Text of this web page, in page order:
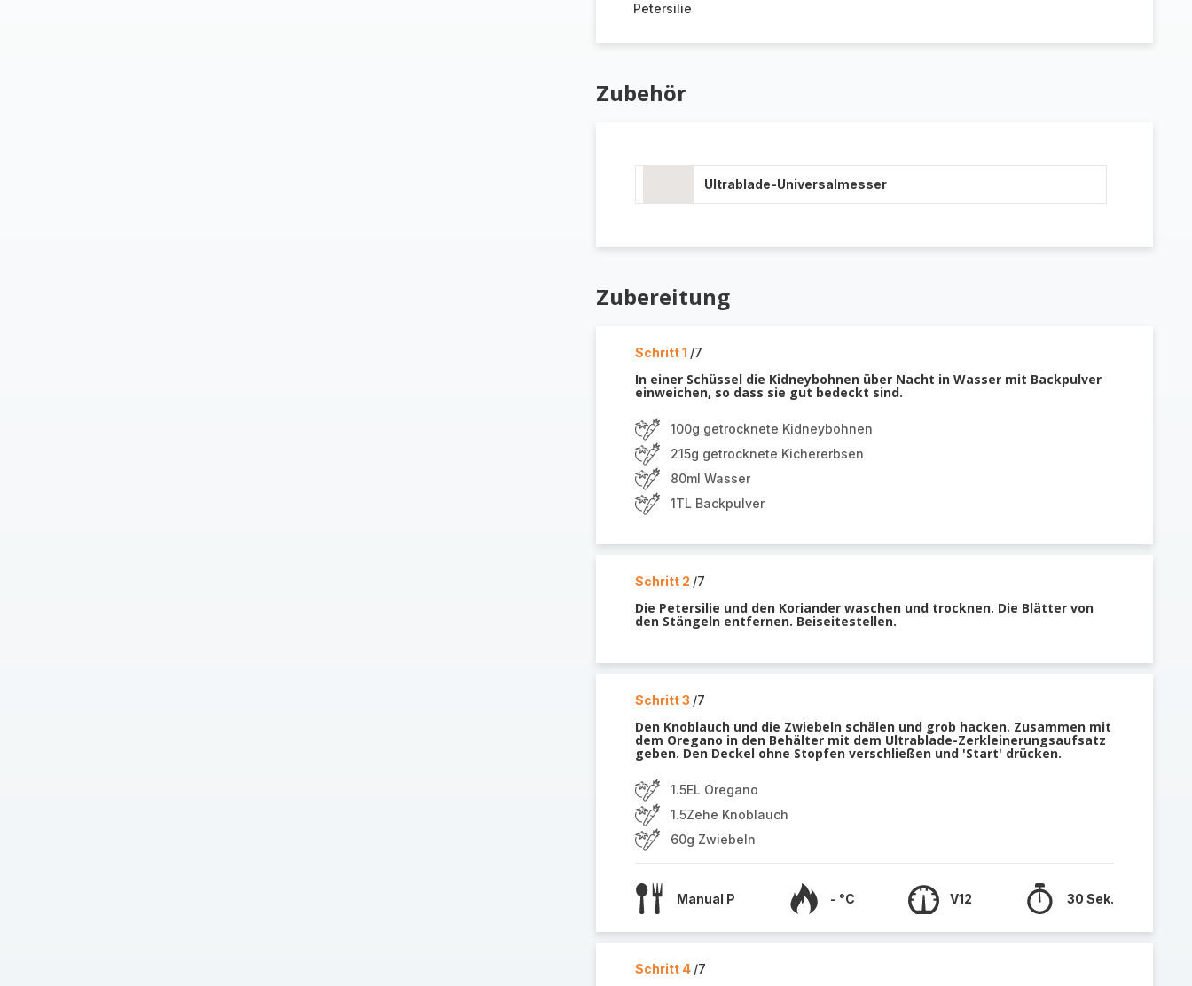
Petersilie
Zubehör
Ultrablade-Universalmesser
Zubereitung
Schritt 1 /7
In einer Schüssel die Kidneybohnen über Nacht in Wasser mit Backpulver
einweichen, so dass sie gut bedeckt sind.
100g getrocknete Kidneybohnen
215g getrocknete Kichererbsen
80ml Wasser
1TL Backpulver
Schritt 2 /7
Die Petersilie und den Koriander waschen und trocknen. Die Blätter von
den Stängeln entfernen. Beiseitestellen.
Schritt 3 /7
Den Knoblauch und die Zwiebeln schälen und grob hacken. Zusammen mit
dem Oregano in den Behälter mit dem Ultrablade-Zerkleinerungsaufsatz
geben. Den Deckel ohne Stopfen verschließen und 'Start' drücken.
1.5EL Oregano
1.5Zehe Knoblauch
60g Zwiebeln
Manual P - °C V12 30 Sek.
Schritt 4 /7